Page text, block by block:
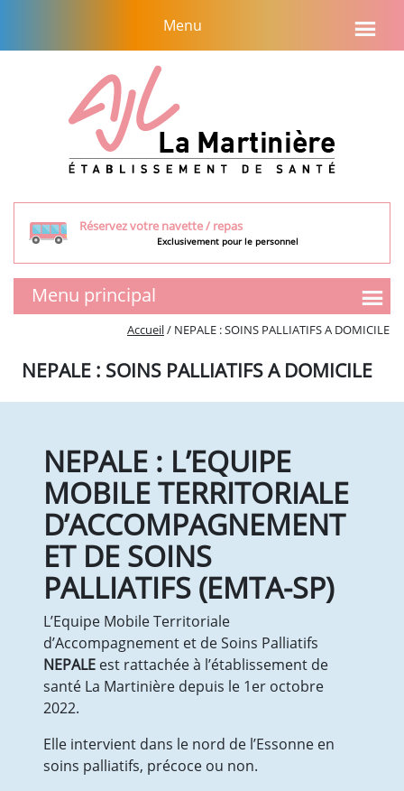
contenu
Menu
Réservez votre navette / repas
Exclusivement pour le personnel
Menu principal
Tarifs et aides financières
Prestations
Droits et obligations
Votre séjour
Les Comités
EHPAD
Présentation de l’équipe
Tarifs et aides financières
Vie quotidienne
Les Médicaments
Droits et obligations
Prestations & Animations
Votre séjour
Le PASA
Les Comités
Accueil/ NEPALE : SOINS PALLIATIFS A DOMICILE
NEPALE : SOINS PALLIATIFS A DOMICILE
NEPALE : L’EQUIPE
MOBILE TERRITORIALE
D’ACCOMPAGNEMENT
ET DE SOINS
PALLIATIFS (EMTA-SP)
L’Equipe Mobile Territoriale
d’Accompagnement et de Soins Palliatifs
NEPALE est rattachée à l’établissement de
santé La Martinière depuis le 1er octobre
2022.
Elle intervient dans le nord de l’Essonne en
soins palliatifs, précoce ou non.